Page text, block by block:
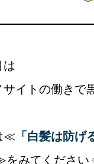
は
サイトの働きで
≪ 「白髪は防げ
みてください